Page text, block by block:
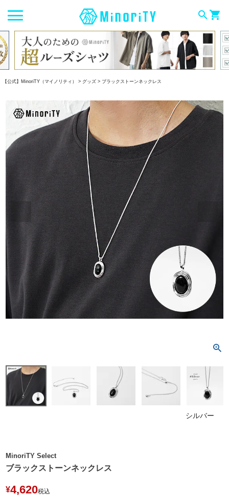
searchshopping_cart
【公式】MinoriTY（マイノリティ） グッズ ブラックストーンネックレス
シルバー
MinoriTY Select
ブラックストーンネックレス
¥4,620税込